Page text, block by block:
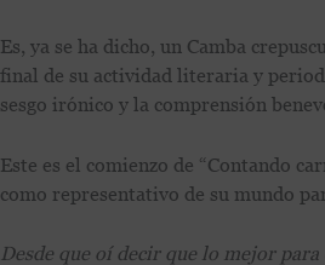
Es, ya se ha dicho, un Camba
final de su actividad literaria y
sesgo irónico y la comprensión
Este es el comienzo de “Contando
como representativo de su mundo
Desde que oí decir que lo mejor